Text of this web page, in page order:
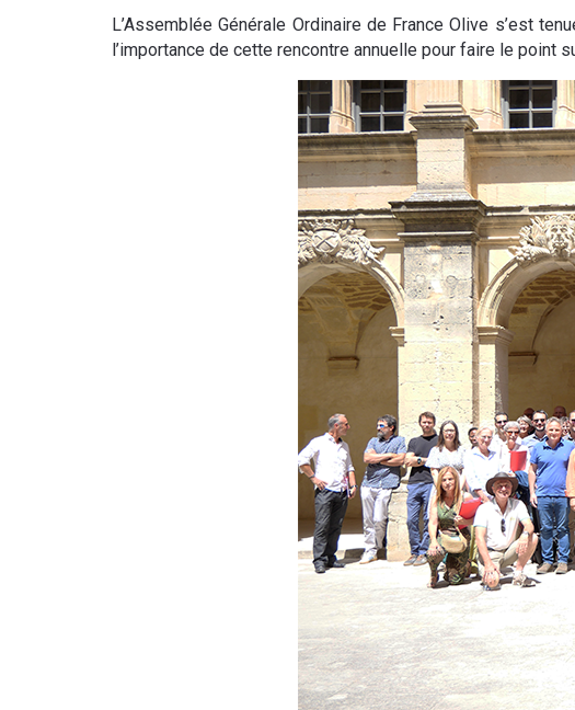
L’Assemblée Générale Ordinaire de France Olive s’est
l’importance de cette rencontre annuelle pour faire le point